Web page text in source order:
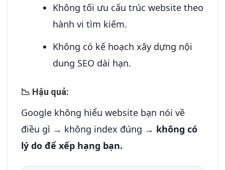
Không tối ưu cấu trúc website theo
hành vi tìm kiếm.
Không có kế hoạch xây dựng nội
dung SEO dài hạn.
📉 Hậu quả:
Google không hiểu website bạn nói về
điều gì → không index đúng → không có
lý do để xếp hạng bạn.